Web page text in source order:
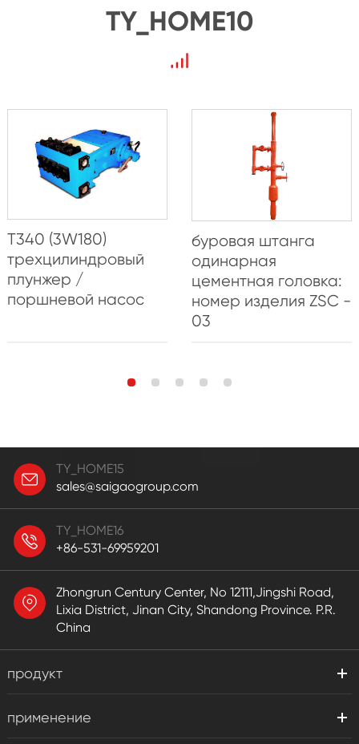
TY_HOME10
T340 (3W180)
трехцилиндровый
плунжер /
поршневой насос
буровая штанга
одинарная
цементная головка:
номер изделия ZSC -
03
TY_HOME15
sales@saigaogroup.com
TY_HOME16
+86-531-69959201
Zhongrun Century Center, No 12111,Jingshi Road,
Lixia District, Jinan City, Shandong Province. P.R.
China
продукт
применение